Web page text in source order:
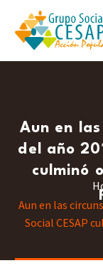
Aun en
del año
culminó
Aun en las
Social CESAP